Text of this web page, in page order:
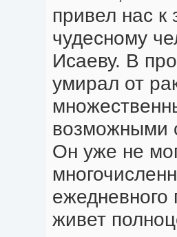
привел нас к
чудесному
Исаеву. В
умирал от
возможными
Он уже не
ежедневного
живет